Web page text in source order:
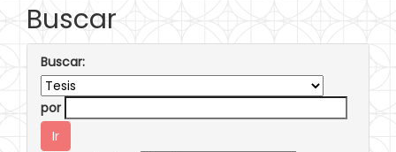
Buscar
Buscar:
por